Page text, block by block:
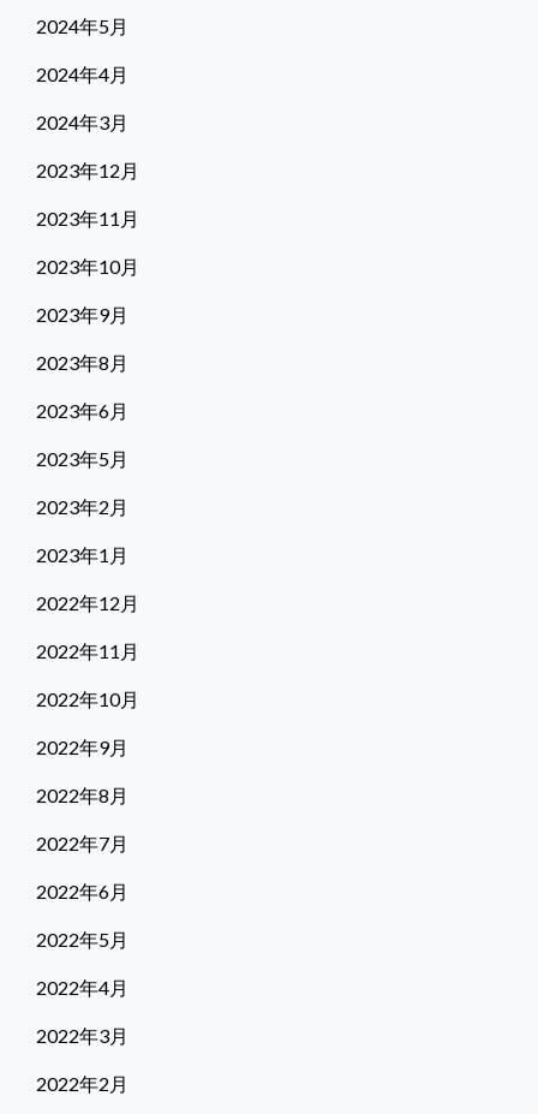
2024年5月
2024年4月
2024年3月
2023年12月
2023年11月
2023年10月
2023年9月
2023年8月
2023年6月
2023年5月
2023年2月
2023年1月
2022年12月
2022年11月
2022年10月
2022年9月
2022年8月
2022年7月
2022年6月
2022年5月
2022年4月
2022年3月
2022年2月